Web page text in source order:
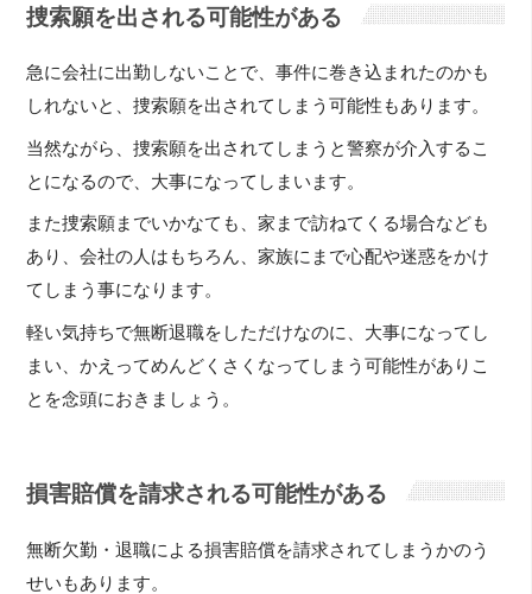
捜索願を出される可能性がある
急に会社に出勤しないことで、事件に巻き込まれたのかも
しれないと、捜索願を出されてしまう可能性もあります。
当然ながら、捜索願を出されてしまうと警察が介入するこ
とになるので、大事になってしまいます。
また捜索願までいかなても、家まで訪ねてくる場合なども
あり、会社の人はもちろん、家族にまで心配や迷惑をかけ
てしまう事になります。
軽い気持ちで無断退職をしただけなのに、大事になってし
まい、かえってめんどくさくなってしまう可能性がありこ
とを念頭におきましょう。
損害賠償を請求される可能性がある
無断欠勤・退職による損害賠償を請求されてしまうかのう
せいもあります。